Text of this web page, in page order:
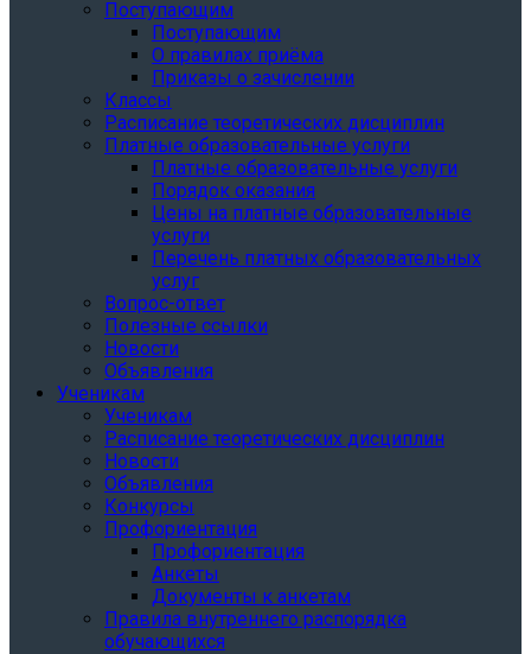
Поступающим
Поступающим
О правилах приёма
Приказы о зачислении
Классы
Расписание теоретических дисциплин
Платные образовательные услуги
Платные образовательные услуги
Порядок оказания
Цены на платные образовательные
услуги
Перечень платных образовательных
услуг
Вопрос-ответ
Полезные ссылки
Новости
Объявления
Ученикам
Ученикам
Расписание теоретических дисциплин
Новости
Объявления
Конкурсы
Профориентация
Профориентация
Анкеты
Документы к анкетам
Правила внутреннего распорядка
обучающихся